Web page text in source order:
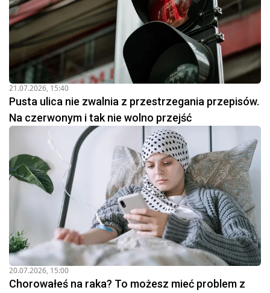
21.07.2026, 15:40
Pusta ulica nie zwalnia z przestrzegania przepisów.
Na czerwonym i tak nie wolno przejść
20.07.2026, 15:00
Chorowałeś na raka? To możesz mieć problem z